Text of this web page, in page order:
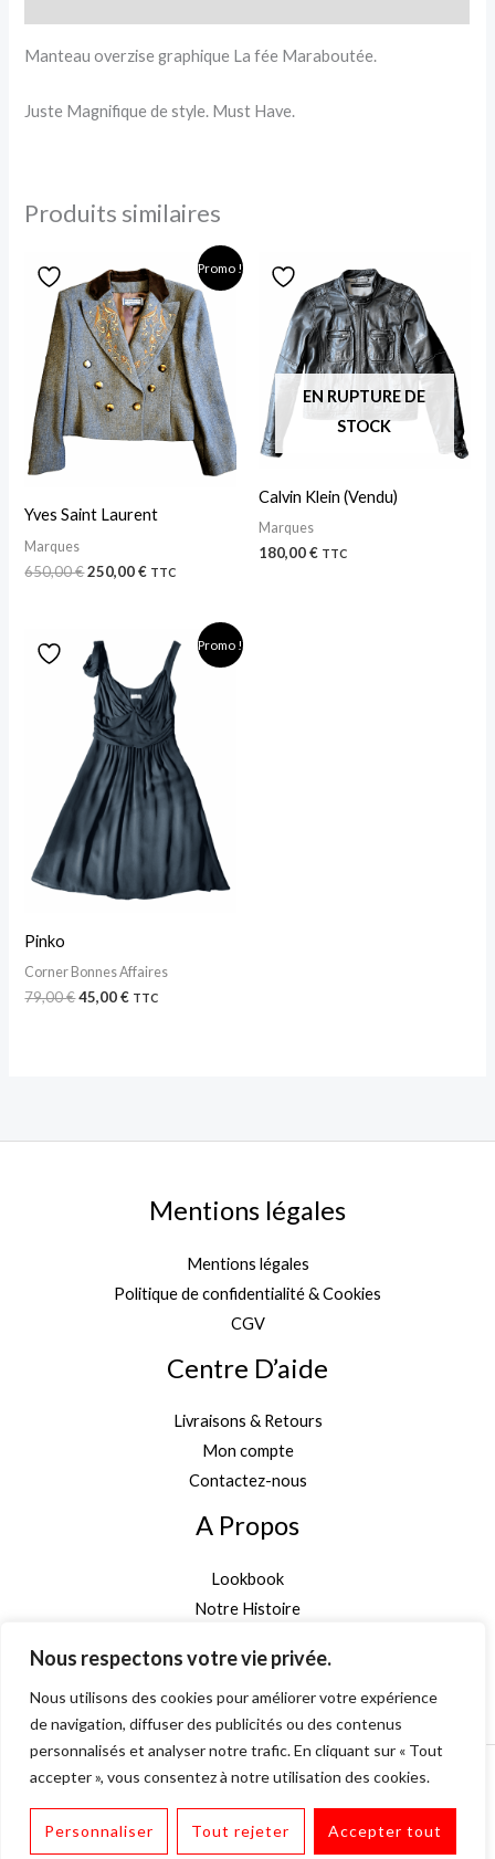
Nous respectons votre vie privée.
Nous utilisons des cookies pour améliorer votre expérience
de navigation, diffuser des publicités ou des contenus
personnalisés et analyser notre trafic. En cliquant sur « Tout
accepter », vous consentez à notre utilisation des cookies.
Personnaliser Tout rejeter Accepter tout
Manteau overzise graphique La fée Maraboutée.
Juste Magnifique de style. Must Have.
Produits similaires
Promo !
Yves Saint Laurent
Marques
650,00€
prix
initial
était :
650,00 €.
250,00€
prix
actuel
est :
250,00 €.
TTC
EN RUPTURE DE
STOCK
Calvin Klein (Vendu)
Marques
180,00€ TTC
Promo !
Pinko
Corner Bonnes Affaires
79,00€
prix
initial
était :
79,00 €.
45,00€
actuel
est :
45,00 €.
TTC
Mentions légales
Mentions légales
Politique de confidentialité & Cookies
CGV
Centre D’aide
Livraisons & Retours
Mon compte
Contactez-nous
A Propos
Lookbook
Notre Histoire
Inscription newsletter